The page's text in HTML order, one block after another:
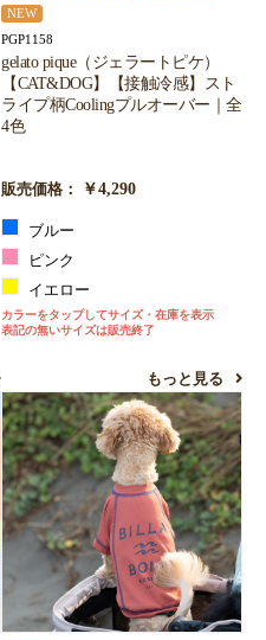
NEW
PGP1158
gelato pique（ジェラートピケ）
【CAT&DOG】【接触冷感】スト
ライプ柄Coolingプルオーバー｜全
4色
販売価格： ￥4,290
ブルー
ピンク
イエロー
カラーをタップしてサイズ・在庫を表示
表記の無いサイズは販売終了
もっと見る